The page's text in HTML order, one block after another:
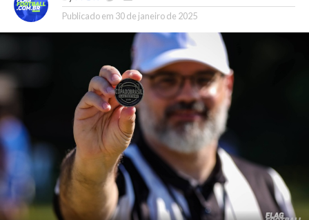
Publicado em 30 de janeiro de 2025